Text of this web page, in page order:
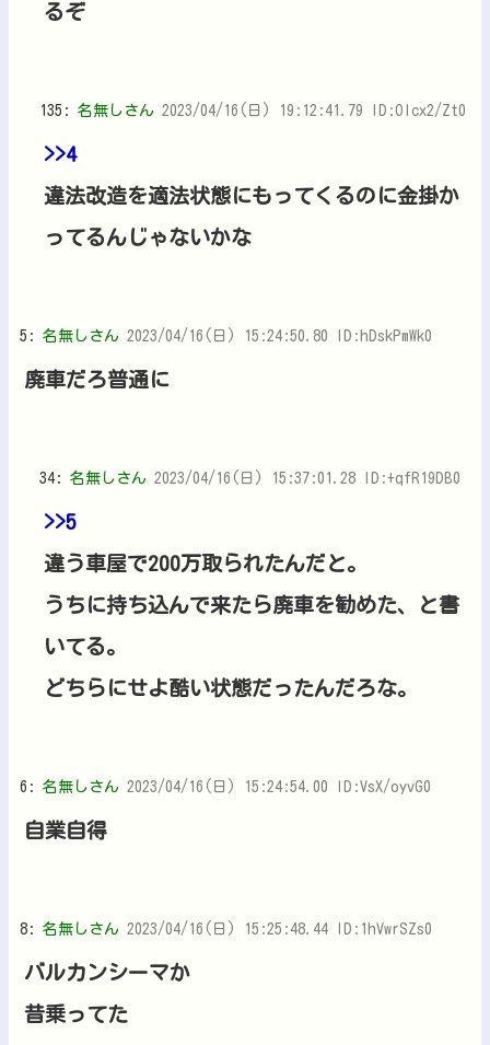
るぞ
135: 名無しさん 2023/04/16(日) 19:12:41.79 ID:Olcx2/Zt0
>>4
違法改造を適法状態にもってくるのに金掛か
ってるんじゃないかな
5: 名無しさん 2023/04/16(日) 15:24:50.80 ID:hDskPmWk0
廃車だろ普通に
34: 名無しさん 2023/04/16(日) 15:37:01.28 ID:+qfR19DB0
>>5
違う車屋で200万取られたんだと。
うちに持ち込んで来たら廃車を勧めた、と書
いてる。
どちらにせよ酷い状態だったんだろな。
6: 名無しさん 2023/04/16(日) 15:24:54.00 ID:VsX/oyvG0
自業自得
8: 名無しさん 2023/04/16(日) 15:25:48.44 ID:1hVwrSZs0
バルカンシーマか
昔乗ってた